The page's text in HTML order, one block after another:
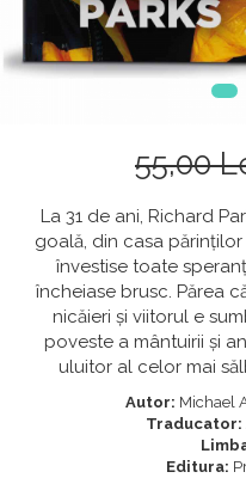
55,00
La 31 de ani, Richard
goală, din casa părinților
învestise toate
încheiase brusc. Părea
nicăieri și viitorul e
poveste a mântuirii și
uluitor al celor mai
Autor: Michael
Traducator:
Editura: